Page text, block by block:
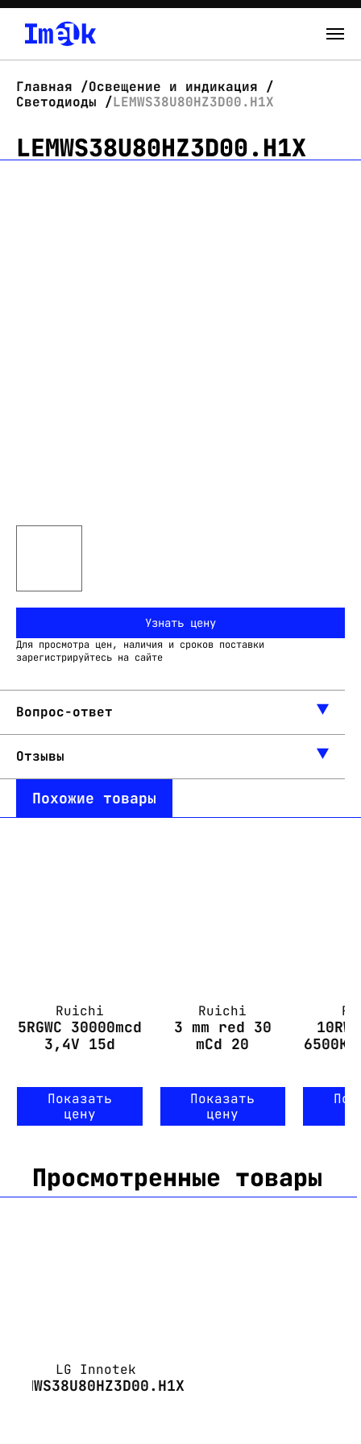
О нас
Новости
Главная
Освещение и индикация
Светодиоды
LEMWS38U80HZ3D00.H1X
LEMWS38U80HZ3D00.H1X
Узнать цену
Для просмотра цен, наличия и сроков поставки
зарегистрируйтесь на сайте
Вопрос-ответ
Отзывы
Похожие товары
Ruichi
5RGWC 30000mcd
3,4V 15d
Показать
цену
Ruichi
3 mm red 30
mCd 20
Показать
цену
6500K
Просмотренные товары
LG Innotek
LEMWS38U80HZ3D00.H1X